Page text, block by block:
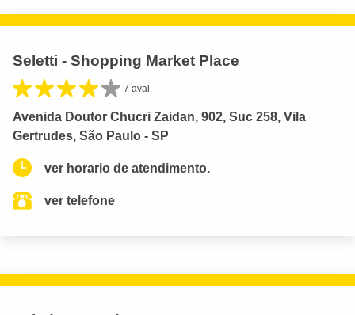
Seletti - Shopping Market Place
7 aval.
Avenida Doutor Chucri Zaidan, 902, Suc 258, Vila
Gertrudes, São Paulo - SP
ver horario de atendimento.
ver telefone